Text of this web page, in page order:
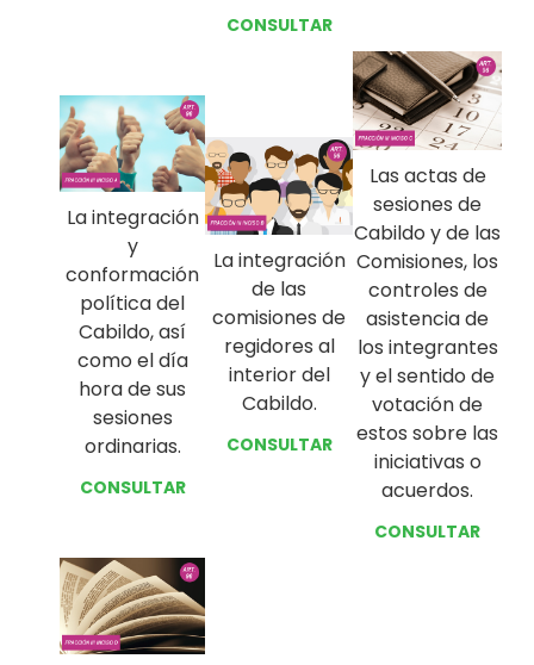
CONSULTAR
La integración
y
conformación
política del
Cabildo, así
como el día
hora de sus
sesiones
ordinarias.
CONSULTAR
La integración
de las
comisiones de
regidores al
interior del
Cabildo.
CONSULTAR
Las actas de
sesiones de
Cabildo y de las
Comisiones, los
controles de
asistencia de
los integrantes
y el sentido de
votación de
estos sobre las
iniciativas o
acuerdos.
CONSULTAR